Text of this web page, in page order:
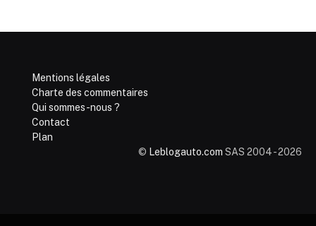
Mentions légales
Charte des commentaires
Qui sommes-nous ?
Contact
Plan
© Leblogauto.com SAS 2004 - 2026